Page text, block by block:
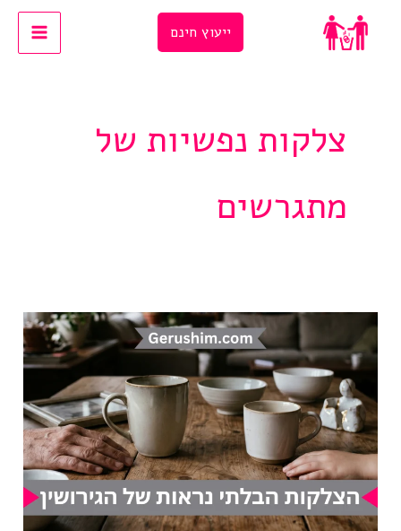
ייעוץ חינם
צלקות נפשיות של
מתגרשים